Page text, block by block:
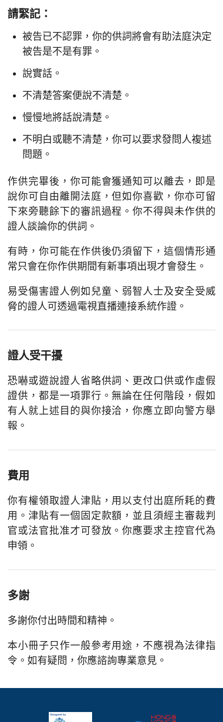
請緊記：
被告已不認罪，你的供詞將會有助法庭決定
被告是不是有罪。
說實話。
不清楚答案便說不清楚。
慢慢地將話說清楚。
不明白或聽不清楚，你可以要求發問人複述
問題。
作供完畢後，你可能會獲通知可以離去，即是
說你可自由離開法庭，但如你喜歡，你亦可留
下來旁聽餘下的審訊過程。你不得與未作供的
證人談論你的供詞。
有時，你可能在作供後仍須留下，這個情形通
常只會在你作供期間有新事項出現才會發生。
易受傷害證人例如兒童、弱智人士及安全受威
脅的證人可透過電視直播連接系統作證。
證人受干擾
恐嚇或遊說證人省略供詞、更改口供或作虛假
證供，都是一項罪行。無論在任何階段，假如
有人就上述目的與你接洽，你應立即向警方舉
報。
費用
你有權領取證人津貼，用以支付出庭所耗的費
用。津貼有一個固定款額，並且須經主審裁判
官或法官批准才可發放。你應要求主控官代為
申領。
多謝
多謝你付出時間和精神。
本小冊子只作一般參考用途，不應視為法律指
令。如有疑問，你應諮詢專業意見。